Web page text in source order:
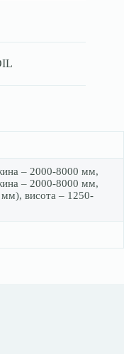
– 2000-8000 мм,
– 2000-8000 мм,
висота – 1250-